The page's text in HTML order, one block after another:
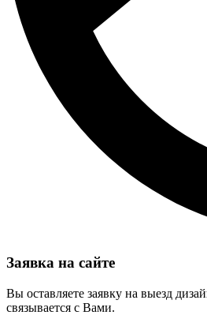
Заявка на сайте
Вы оставляете заявку на выезд
связывается с Вами.